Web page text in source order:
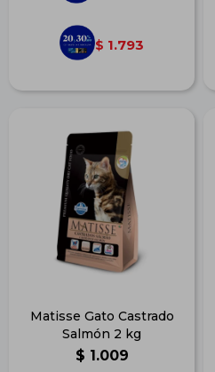
$ 1.793
Matisse Gato Castrado
Salmón 2 kg
$ 1.009